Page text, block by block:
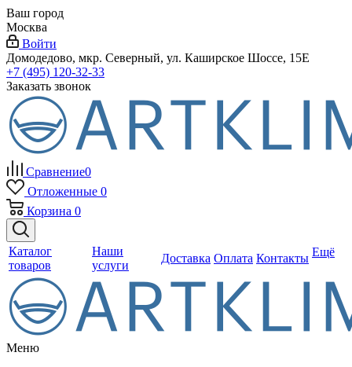
Ваш город
Москва
Войти
Домодедово, мкр. Северный, ул. Каширское Шоссе, 15Е
+7 (495) 120-32-33
Заказать звонок
Сравнение0
Отложенные 0
Корзина 0
Каталог
товаров
Наши
услуги
Доставка Оплата Контакты Ещё
Меню